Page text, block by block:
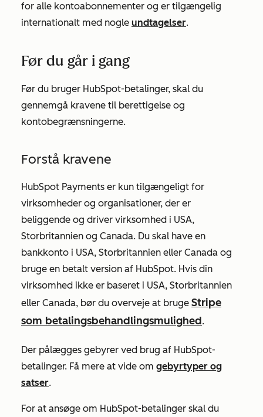
for alle kontoabonnementer og er tilgængelig
internationalt med nogle undtagelser.
Før du går i gang
Før du bruger HubSpot-betalinger, skal du
gennemgå kravene til berettigelse og
kontobegrænsningerne.
Forstå kravene
HubSpot Payments er kun tilgængeligt for
virksomheder og organisationer, der er
beliggende og driver virksomhed i USA,
Storbritannien og Canada. Du skal have en
bankkonto i USA, Storbritannien eller Canada og
bruge en betalt version af HubSpot. Hvis din
virksomhed ikke er baseret i USA, Storbritannien
eller Canada, bør du overveje at bruge Stripe
som betalingsbehandlingsmulighed.
Der pålægges gebyrer ved brug af HubSpot-
betalinger. Få mere at vide om gebyrtyper og
satser.
For at ansøge om HubSpot-betalinger skal du